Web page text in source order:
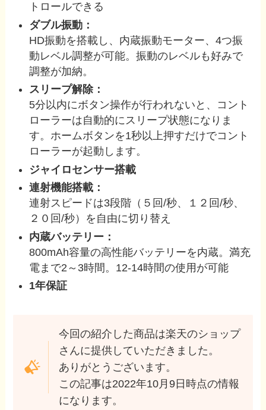
トロールできる
ダブル振動：
HD振動を搭載し、内蔵振動モーター、4つ振
動レベル調整が可能。振動のレベルも好みで
調整が加納。
スリープ解除：
5分以内にボタン操作が行われないと、コント
ローラーは自動的にスリープ状態になりま
す。ホームボタンを1秒以上押すだけでコント
ローラーが起動します。
ジャイロセンサー搭載
連射機能搭載：
連射スピードは3段階（５回/秒、１２回/秒、
２０回/秒）を自由に切り替え
内蔵バッテリー：
800mAh容量の高性能バッテリーを内蔵。満充
電まで2～3時間。12-14時間の使用が可能
1年保証
今回の紹介した商品は楽天のショップ
さんに提供していただきました。
ありがとうございます。
この記事は2022年10月9日時点の情報
になります。